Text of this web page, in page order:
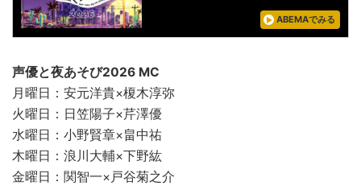
ABEMAでみる
声優と夜あそび2026 MC
月曜日：安元洋貴×榎木淳弥
火曜日：日笠陽子×芹澤優
水曜日：小野賢章×畠中祐
木曜日：浪川大輔×下野紘
金曜日：関智一×戸谷菊之介